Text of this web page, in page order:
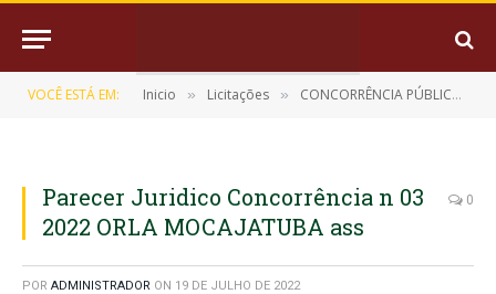
VOCÊ ESTÁ EM: Inicio » Licitações » CONCORRÊNCIA PÚBLICA Nº 003/2022 (CONTRATAÇÃO DE EMPRESA ESPECIALIZADA PARA EXECUÇÃO DE OBRAS DE ENGENHARIA PARA CONSTRUÇÃO E RESTAURAÇÃO DA ORLA DO RIO MOCAJATUBA)
Parecer Juridico Concorrência n 03
2022 ORLA MOCAJATUBA ass
0
POR ADMINISTRADOR ON 19 DE JULHO DE 2022